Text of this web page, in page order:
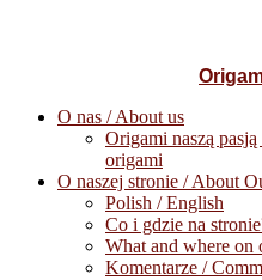
O nas / About us
Origami naszą
origami
O naszej stronie / About
Polish / English
Co i gdzie na
What and where on
Komentarze /